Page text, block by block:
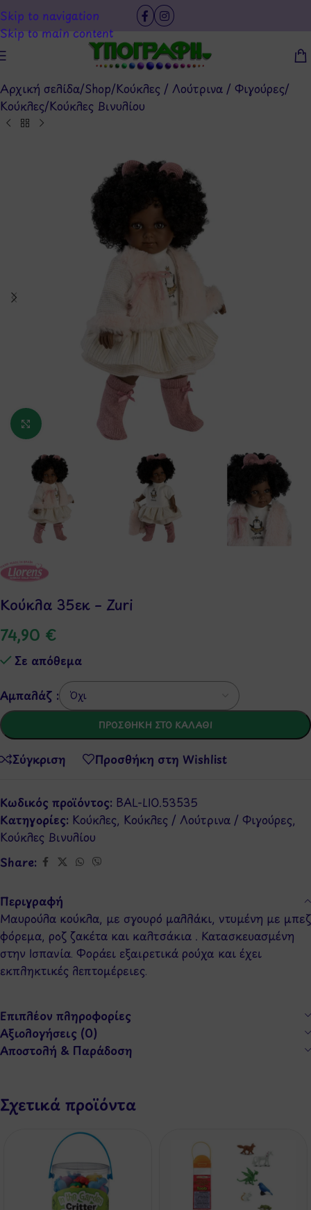
Skip to navigation
Skip to main content
Αρχική σελίδα/Shop/Κούκλες / Λούτρινα / Φιγούρες/
Κούκλες/Κούκλες Βινυλίου
Κάντε κλικ για μεγέθυνση
Κούκλα 35εκ – Zuri
74,90 €
Σε απόθεμα
Αμπαλάζ :
ΠΡΟΣΘΉΚΗ ΣΤΟ ΚΑΛΆΘΙ
Σύγκριση Προσθήκη στη Wishlist
Κωδικός προϊόντος: BAL-LIO.53535
Κατηγορίες: Κούκλες, Κούκλες / Λούτρινα / Φιγούρες,
Κούκλες Βινυλίου
Share:
Περιγραφή
Μαυρούλα κούκλα, με σγουρό μαλλάκι, ντυμένη με μπεζ
φόρεμα, ροζ ζακέτα και καλτσάκια . Κατασκευασμένη
στην Ισπανία. Φοράει εξαιρετικά ρούχα και έχει
εκπληκτικές λεπτομέρειες.
Επιπλέον πληροφορίες
Αξιολογήσεις (0)
Αποστολή & Παράδοση
Σχετικά προϊόντα